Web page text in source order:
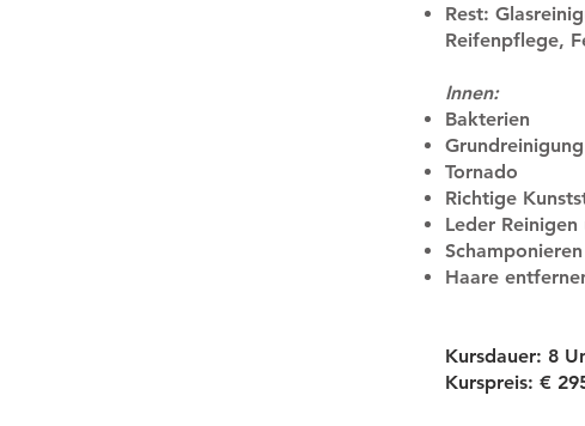
Rest:
Reifenpflege,
Innen:
Bakterien
Tornado
Richtige
Leder
Schamponieren
Haare
Kursdauer: 8
Kurspreis: €